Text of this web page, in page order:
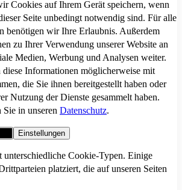
Cookies auf Ihrem Gerät speichern, wenn
Seite unbedingt notwendig sind. Für alle
benötigen wir Ihre Erlaubnis. Außerdem
zu Ihrer Verwendung unserer Website an
Medien, Werbung und Analysen weiter.
diese Informationen möglicherweise mit
die Sie ihnen bereitgestellt haben oder
Nutzung der Dienste gesammelt haben.
in unseren Datenschutz.
Einstellungen
unterschiedliche Cookie-Typen. Einige
platziert, die auf unseren Seiten